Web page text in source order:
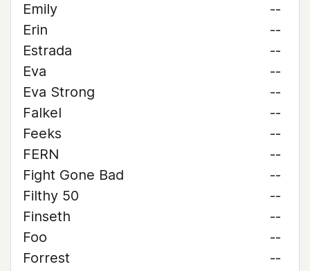
Emily
--
Erin
--
Estrada
--
Eva
--
Eva Strong
--
Falkel
--
Feeks
--
FERN
--
Fight Gone Bad
--
Filthy 50
--
Finseth
--
Foo
--
Forrest
--